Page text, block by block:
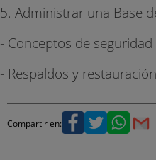
5. Administrar una Base
- Conceptos de
- Respaldos y
Compartir en: